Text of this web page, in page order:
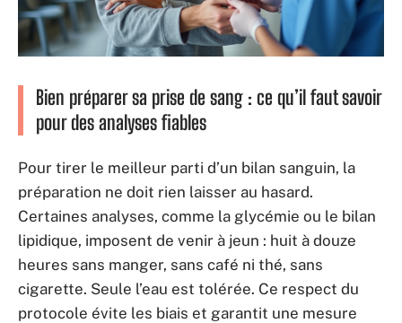
Bien préparer sa prise de sang : ce qu’il faut savoir
pour des analyses fiables
Pour tirer le meilleur parti d’un bilan sanguin, la
préparation ne doit rien laisser au hasard.
Certaines analyses, comme la glycémie ou le bilan
lipidique, imposent de venir à jeun : huit à douze
heures sans manger, sans café ni thé, sans
cigarette. Seule l’eau est tolérée. Ce respect du
protocole évite les biais et garantit une mesure